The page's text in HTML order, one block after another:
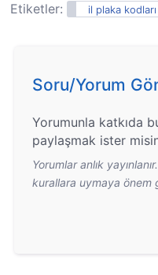
Etiketler:
il plaka kodları
Soru/Yorum
Yorumunla katkıda
paylaşmak ister
Yorumlar anlık
kurallara uymaya önem